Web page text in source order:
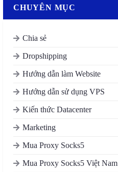
CHUYÊN MỤC
Chia sẻ
Dropshipping
Hướng dẫn làm Website
Hướng dẫn sử dụng VPS
Kiến thức Datacenter
Marketing
Mua Proxy Socks5
Mua Proxy Socks5 Việt Nam